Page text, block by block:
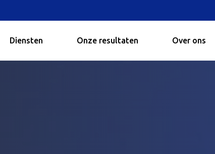
Diensten Onze resultaten Over ons